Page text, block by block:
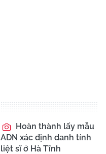
Hoàn thành lấy mẫu
ADN xác định danh tính
liệt sĩ ở Hà Tĩnh